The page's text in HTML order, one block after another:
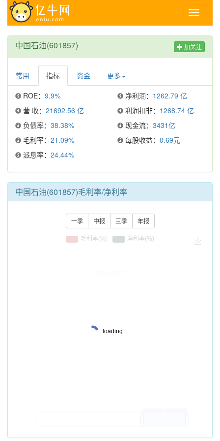
Toggle
中国石油(601857) 加关注
常用 指标 资金 更多
ROE： 9.9% 净利润： 1262.79 亿
营 收： 21692.56 亿 利润扣非： 1268.74 亿
负债率： 38.38% 现金流： 3431亿
毛利率： 21.09% 每股收益： 0.69元
派息率： 24.44%
中国石油(601857)毛利率/净利率
一季 中报 三季 年报